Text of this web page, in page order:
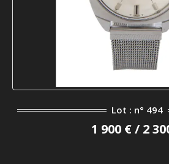
Lot : n° 494
1 900 € / 2